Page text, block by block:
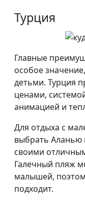
Турция
Главные
особое
детьми. Турция
ценами,
анимацией и
Для отдыха с
выбрать Аланью
своими
Галечный пляж
малышей,
подходит.